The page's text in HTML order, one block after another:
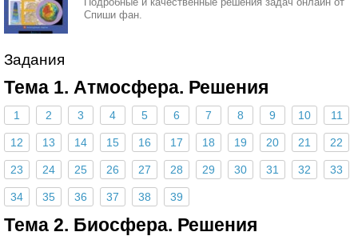
Спиши фан.
Задания
Тема 1. Атмосфера. Решения
1 2 3 4 5 6 7 8 9 10 11
12 13 14 15 16 17 18 19 20 21 22
23 24 25 26 27 28 29 30 31 32 33
34 35 36 37 38 39
Тема 2. Биосфера. Решения